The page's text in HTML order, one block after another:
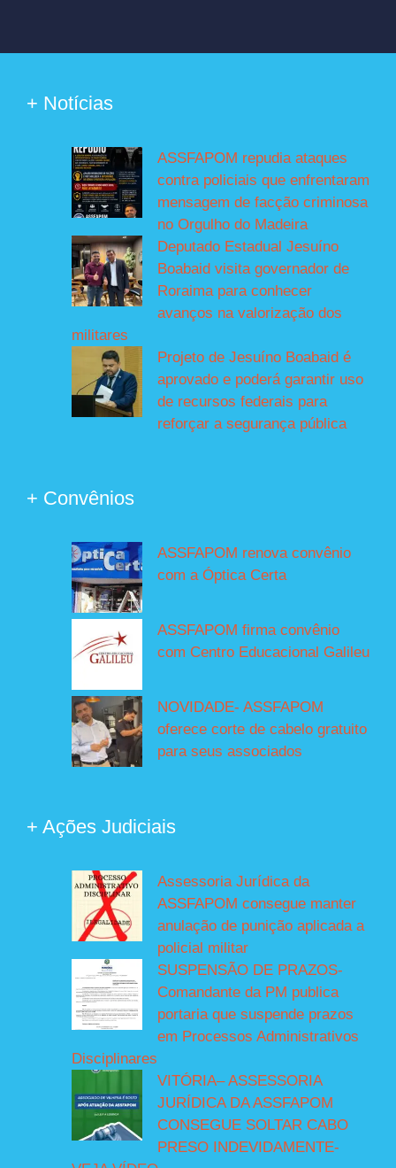
+ Notícias
ASSFAPOM repudia ataques
contra policiais que enfrentaram
mensagem de facção criminosa
no Orgulho do Madeira
Deputado Estadual Jesuíno
Boabaid visita governador de
Roraima para conhecer
avanços na valorização dos
militares
Projeto de Jesuíno Boabaid é
aprovado e poderá garantir uso
de recursos federais para
reforçar a segurança pública
+ Convênios
ASSFAPOM renova convênio
com a Óptica Certa
ASSFAPOM firma convênio
com Centro Educacional Galileu
NOVIDADE- ASSFAPOM
oferece corte de cabelo gratuito
para seus associados
+ Ações Judiciais
Assessoria Jurídica da
ASSFAPOM consegue manter
anulação de punição aplicada a
policial militar
SUSPENSÃO DE PRAZOS-
Comandante da PM publica
portaria que suspende prazos
em Processos Administrativos
Disciplinares
VITÓRIA– ASSESSORIA
JURÍDICA DA ASSFAPOM
CONSEGUE SOLTAR CABO
PRESO INDEVIDAMENTE-